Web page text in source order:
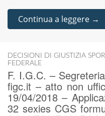
Continua a leggere →
DECISIONI DI GIUSTIZIA
FEDERALE
F. I.G.C. –
figc.it – atto non
19/04/2018 –
32 sexies CGS